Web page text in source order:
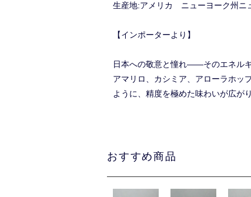
生産地:アメリカ ニューヨーク州ニ
【インポーターより】
日本への敬意と憧れ――そのエネル
アマリロ、カシミア、アローラホッ
ように、精度を極めた味わいが広がり
おすすめ商品